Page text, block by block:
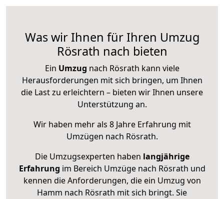
Was wir Ihnen für Ihren Umzug
Rösrath nach bieten
Ein Umzug nach Rösrath kann viele
Herausforderungen mit sich bringen, um Ihnen
die Last zu erleichtern – bieten wir Ihnen unsere
Unterstützung an.
Wir haben mehr als 8 Jahre Erfahrung mit
Umzügen nach Rösrath.
Die Umzugsexperten haben langjährige
Erfahrung im Bereich Umzüge nach Rösrath und
kennen die Anforderungen, die ein Umzug von
Hamm nach Rösrath mit sich bringt. Sie